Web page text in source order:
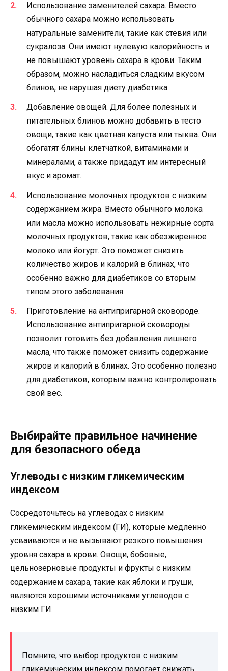
Использование заменителей сахара. Вместо
обычного сахара можно использовать
натуральные заменители, такие как стевия или
сукралоза. Они имеют нулевую калорийность и
не повышают уровень сахара в крови. Таким
образом, можно насладиться сладким вкусом
блинов, не нарушая диету диабетика.
Добавление овощей. Для более полезных и
питательных блинов можно добавить в тесто
овощи, такие как цветная капуста или тыква. Они
обогатят блины клетчаткой, витаминами и
минералами, а также придадут им интересный
вкус и аромат.
Использование молочных продуктов с низким
содержанием жира. Вместо обычного молока
или масла можно использовать нежирные сорта
молочных продуктов, такие как обезжиренное
молоко или йогурт. Это поможет снизить
количество жиров и калорий в блинах, что
особенно важно для диабетиков со вторым
типом этого заболевания.
Приготовление на антипригарной сковороде.
Использование антипригарной сковороды
позволит готовить без добавления лишнего
масла, что также поможет снизить содержание
жиров и калорий в блинах. Это особенно полезно
для диабетиков, которым важно контролировать
свой вес.
Выбирайте правильное начинение
для безопасного обеда
Углеводы с низким гликемическим
индексом
Сосредоточьтесь на углеводах с низким
гликемическим индексом (ГИ), которые медленно
усваиваются и не вызывают резкого повышения
уровня сахара в крови. Овощи, бобовые,
цельнозерновые продукты и фрукты с низким
содержанием сахара, такие как яблоки и груши,
являются хорошими источниками углеводов с
низким ГИ.
Помните, что выбор продуктов с низким